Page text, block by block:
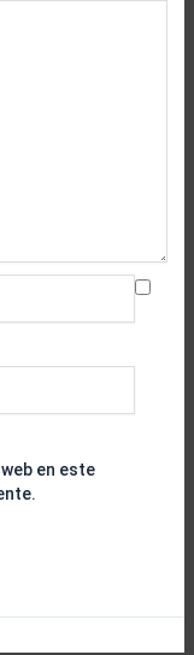
en este